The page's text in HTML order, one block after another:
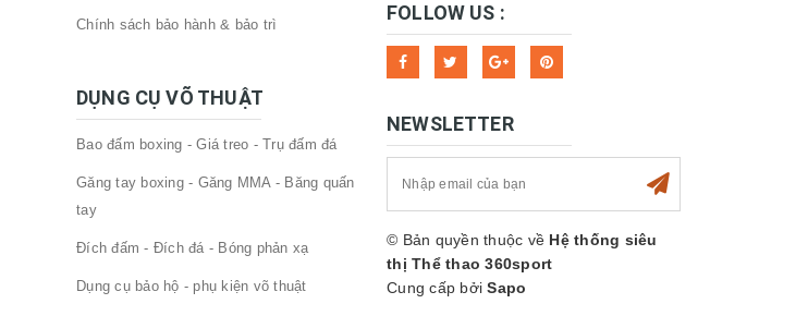
Chính sách bảo hành & bảo trì
DỤNG CỤ VÕ THUẬT
Bao đấm boxing - Giá treo - Trụ đấm đá
Găng tay boxing - Găng MMA - Băng quấn
tay
Đích đấm - Đích đá - Bóng phản xạ
Dụng cụ bảo hộ - phụ kiện võ thuật
FOLLOW US :
NEWSLETTER
© Bản quyền thuộc về Hệ thống siêu
thị Thể thao 360sport
Cung cấp bởiSapo